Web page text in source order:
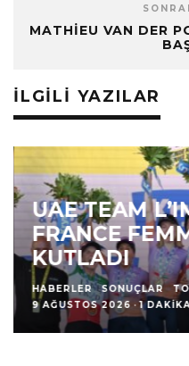
MATHIEU VAN DER
İLGILI YAZILAR
UAE TEAM
FRANCE
KUTLADI
HABERLER SONUÇLAR
9 AĞUSTOS 2026 · 1